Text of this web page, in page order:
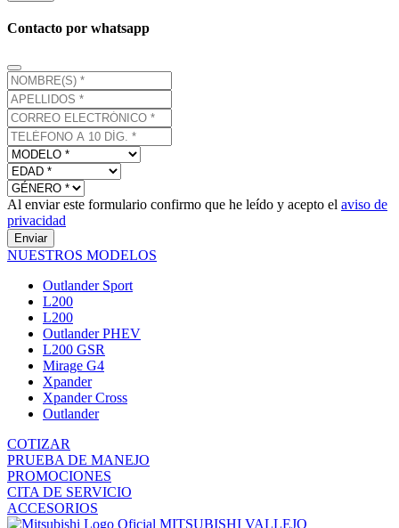
Contacto por whatsapp
Al enviar este formulario confirmo que he leído y acepto el aviso de
privacidad
Enviar
NUESTROS MODELOS
Outlander Sport
L200
L200
Outlander PHEV
L200 GSR
Mirage G4
Xpander
Xpander Cross
Outlander
COTIZAR
PRUEBA DE MANEJO
PROMOCIONES
CITA DE SERVICIO
ACCESORIOS
MITSUBISHI VALLEJO